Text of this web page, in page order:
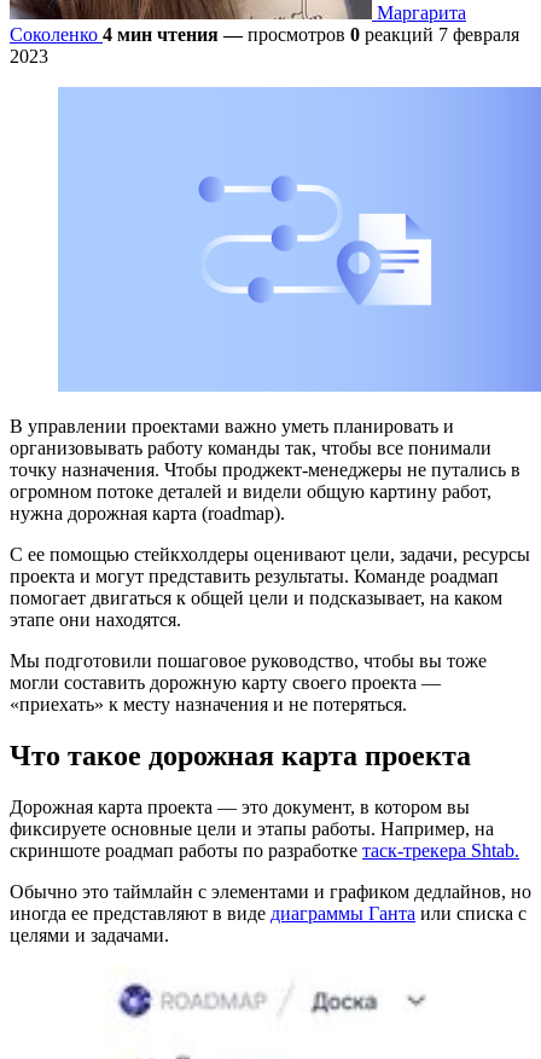
Маргарита
Соколенко 4 мин чтения —просмотров 0 реакций 7 февраля
2023
В управлении проектами важно уметь планировать и
организовывать работу команды так, чтобы все понимали
точку назначения. Чтобы проджект-менеджеры не путались в
огромном потоке деталей и видели общую картину работ,
нужна дорожная карта (roadmap).
С ее помощью стейкхолдеры оценивают цели, задачи, ресурсы
проекта и могут представить результаты. Команде роадмап
помогает двигаться к общей цели и подсказывает, на каком
этапе они находятся.
Мы подготовили пошаговое руководство, чтобы вы тоже
могли составить дорожную карту своего проекта —
«приехать» к месту назначения и не потеряться.
Что такое дорожная карта проекта
Дорожная карта проекта — это документ, в котором вы
фиксируете основные цели и этапы работы. Например, на
скриншоте роадмап работы по разработке таск-трекера Shtab.
Обычно это таймлайн с элементами и графиком дедлайнов, но
иногда ее представляют в виде диаграммы Ганта или списка с
целями и задачами.